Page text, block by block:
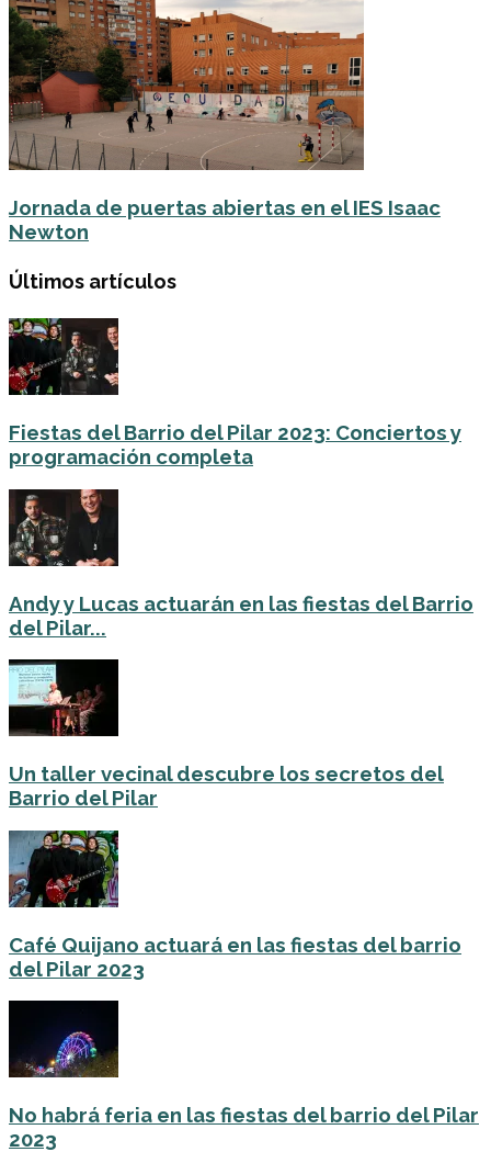
Jornada de puertas abiertas en el IES Isaac
Newton
Últimos artículos
Fiestas del Barrio del Pilar 2023: Conciertos y
programación completa
Andy y Lucas actuarán en las fiestas del Barrio
del Pilar...
Un taller vecinal descubre los secretos del
Barrio del Pilar
Café Quijano actuará en las fiestas del barrio
del Pilar 2023
No habrá feria en las fiestas del barrio del Pilar
2023